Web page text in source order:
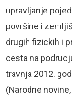
upravljanje
površine i
drugih fizickih i
cesta na
travnja 2012.
(Narodne